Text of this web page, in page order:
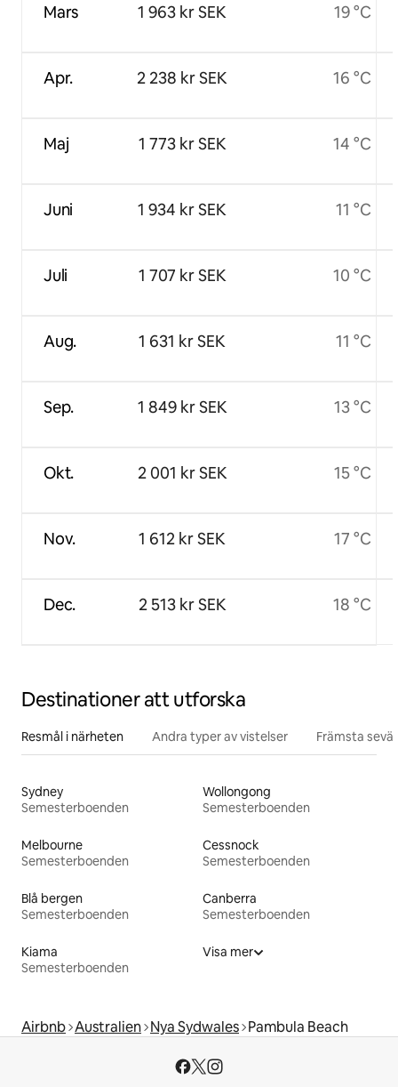
Mars
Apr.
Maj
Juni
Juli
Aug.
Sep.
Okt.
Nov.
Dec.
1 963 kr SEK
2 238 kr SEK
1 773 kr SEK
1 934 kr SEK
1 707 kr SEK
1 631 kr SEK
1 849 kr SEK
2 001 kr SEK
1 612 kr SEK
2 513 kr SEK
19 °C
16 °C
14 °C
11 °C
10 °C
11 °C
13 °C
15 °C
17 °C
18 °C
Destinationer att utforska
Resmål i närheten Andra typer av vistelser Främsta
Sydney
Semesterboenden
Wollongong
Semesterboenden
Melbourne
Semesterboenden
Cessnock
Semesterboenden
Blå bergen
Semesterboenden
Canberra
Semesterboenden
Kiama
Semesterboenden
Visa mer
Airbnb Australien Nya Sydwales Pambula Beach